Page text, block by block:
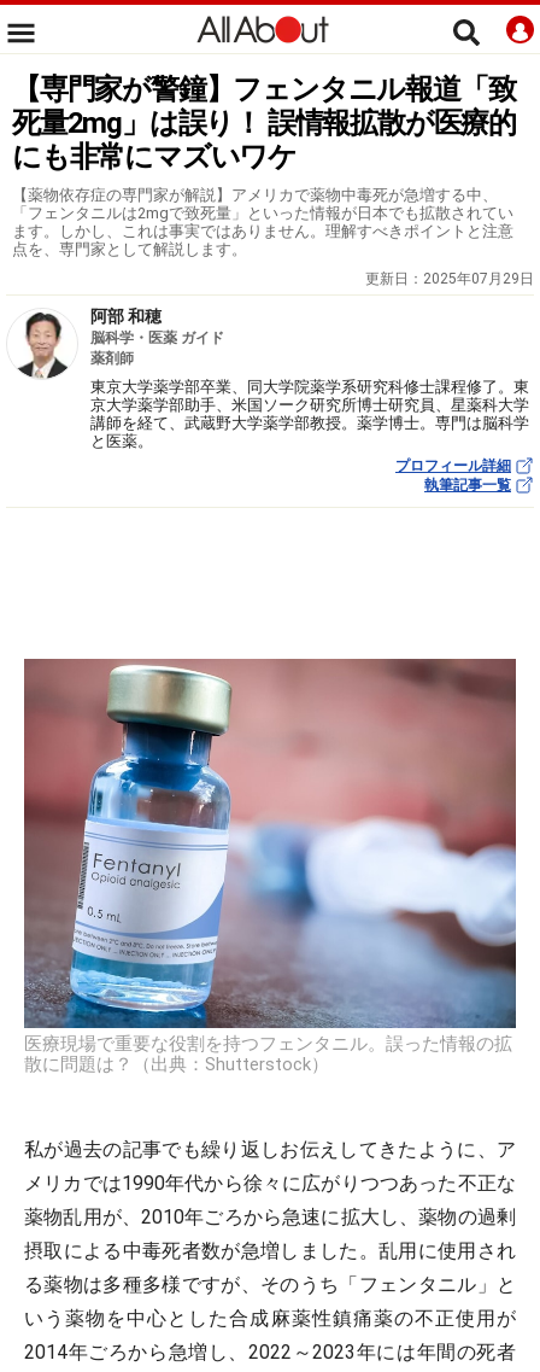
【専門家が警鐘】フェンタニル報道「致
死量2mg」は誤り！ 誤情報拡散が医療的
にも非常にマズいワケ
【薬物依存症の専門家が解説】アメリカで薬物中毒死が急増する中、
「フェンタニルは2mgで致死量」といった情報が日本でも拡散されてい
ます。しかし、これは事実ではありません。理解すべきポイントと注意
点を、専門家として解説します。
更新日： 2025年07月29日
阿部 和穂
脳科学・医薬 ガイド
薬剤師
東京大学薬学部卒業、同大学院薬学系研究科修士課程修了。東
京大学薬学部助手、米国ソーク研究所博士研究員、星薬科大学
講師を経て、武蔵野大学薬学部教授。薬学博士。専門は脳科学
と医薬。
プロフィール詳細
執筆記事一覧
医療現場で重要な役割を持つフェンタニル。誤った情報の拡
散に問題は？（出典：Shutterstock）
私が過去の記事でも繰り返しお伝えしてきたように、ア
メリカでは1990年代から徐々に広がりつつあった不正な
薬物乱用が、2010年ごろから急速に拡大し、薬物の過剰
摂取による中毒死者数が急増しました。乱用に使用され
る薬物は多種多様ですが、そのうち「フェンタニル」と
いう薬物を中心とした合成麻薬性鎮痛薬の不正使用が
2014年ごろから急増し、2022～2023年には年間の死者